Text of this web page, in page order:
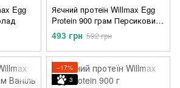
Egg
Яєчний протеїн Willmax Egg
Protein 900 грам Персиковий
Йогурт
493 грн 592 грн
−17%
3